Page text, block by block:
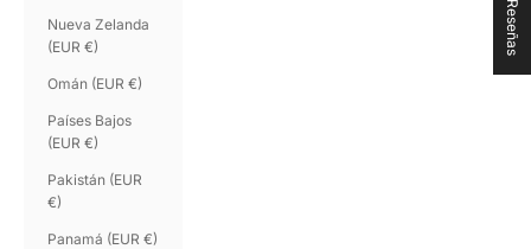
Nueva Zelanda
(EUR €)
Omán (EUR €)
Países Bajos
(EUR €)
Pakistán (EUR
€)
Panamá (EUR €)
★ Reseñas